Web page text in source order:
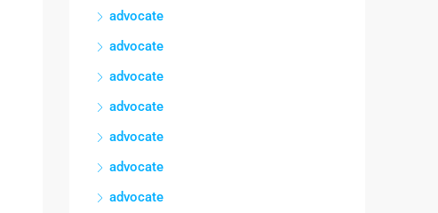
advocate
advocate
advocate
advocate
advocate
advocate
advocate